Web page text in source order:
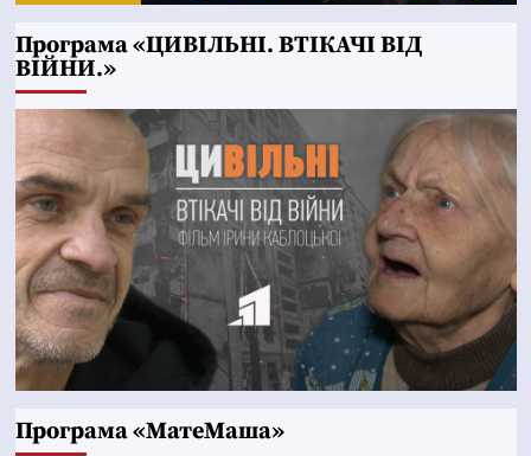
Програма «ЦИВІЛЬНІ. ВТІКАЧІ ВІД
ВІЙНИ.»
Програма «МатеМаша»